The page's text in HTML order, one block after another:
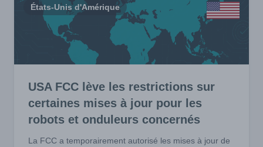
États-Unis d'Amérique
USA FCC lève les restrictions sur
certaines mises à jour pour les
robots et onduleurs concernés
La FCC a temporairement autorisé les mises à jour de